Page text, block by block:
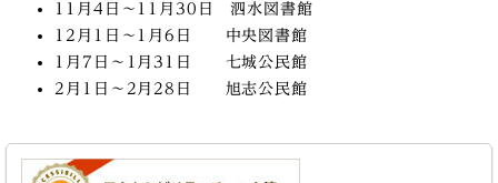
11月4日～11月30日 泗水図書館
12月1日～1月6日 中央図書館
1月7日～1月31日 七城公民館
2月1日～2月28日 旭志公民館